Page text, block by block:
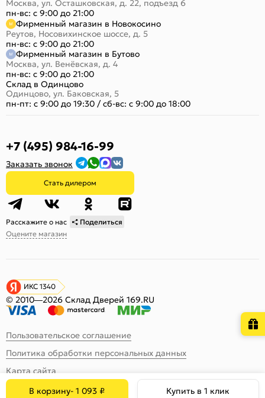
В корзину-1 093 ₽ Купить в 1 клик
Москва, ул. Осташковская, д. 22, подъезд 6
пн-вс: с 9:00 до 21:00
Фирменный магазин в Новокосино
Реутов, Носовихинское шоссе, д. 5
пн-вс: с 9:00 до 21:00
Фирменный магазин в Бутово
Москва, ул. Венёвская, д. 4
пн-вс: с 9:00 до 21:00
Склад в Одинцово
Одинцово, ул. Баковская, 5
пн-пт: с 9:00 до 19:30 /сб-вс: с 9:00 до 18:00
+7 (495) 984-16-99
Заказать звонок
Стать дилером
Расскажите о нас
Поделиться
Оцените магазин
ИКС 1340
© 2010—2026 Склад Дверей 169.RU
Пользовательское соглашение
Политика обработки персональных данных
Карта сайта